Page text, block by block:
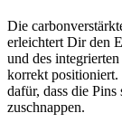
Die
erleichtert Dir den
und des
korrekt
dafür, dass die
zuschnappen.